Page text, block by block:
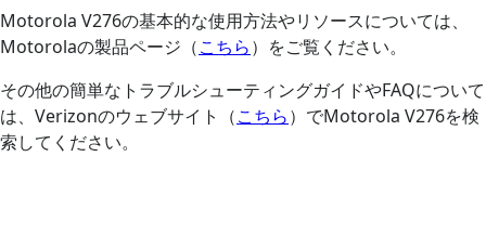
Motorola V276の基本的な使用方法やリソースについては、
Motorolaの製品ページ（こちら）をご覧ください。
その他の簡単なトラブルシューティングガイドやFAQについて
は、Verizonのウェブサイト（こちら）でMotorola V276を検
索してください。